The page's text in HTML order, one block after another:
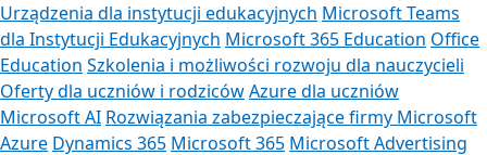
Urządzenia dla instytucji edukacyjnych Microsoft Teams
dla Instytucji Edukacyjnych Microsoft 365 Education Office
Education Szkolenia i możliwości rozwoju dla nauczycieli
Oferty dla uczniów i rodzicówAzure dla uczniów
Microsoft AI Rozwiązania zabezpieczające firmy Microsoft
Azure Dynamics 365 Microsoft 365 Microsoft Advertising